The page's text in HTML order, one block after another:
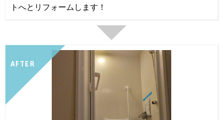
トへとリフォームします！
AFTER